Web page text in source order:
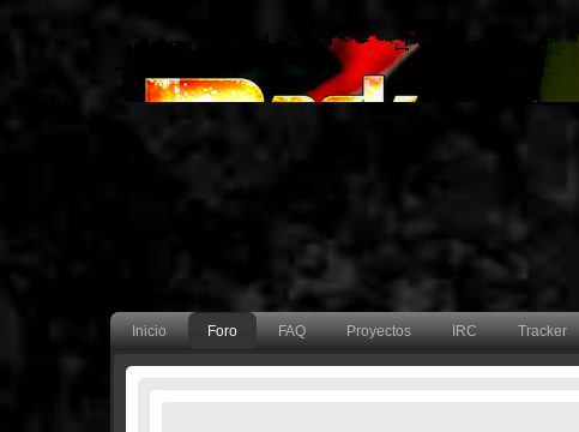
Inicio Foro FAQ Proyectos IRC Tracker